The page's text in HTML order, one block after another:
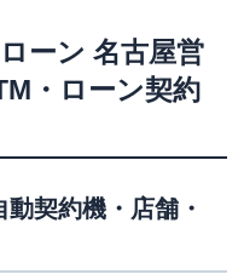
ーン 名古屋営
・ローン契約
契約機・店舗・